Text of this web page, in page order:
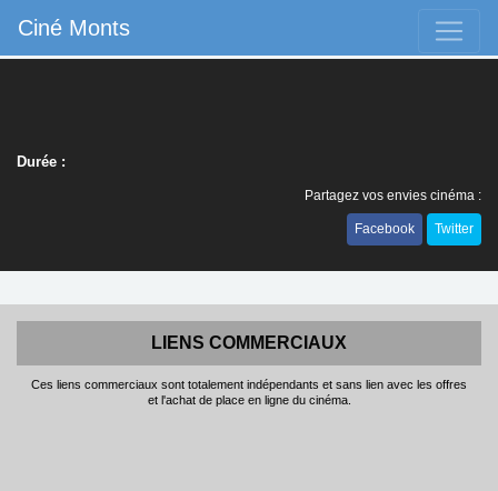
Ciné Monts
Durée :
Partagez vos envies cinéma :
Facebook Twitter
LIENS COMMERCIAUX
Ces liens commerciaux sont totalement indépendants et sans lien avec les offres
et l'achat de place en ligne du cinéma.